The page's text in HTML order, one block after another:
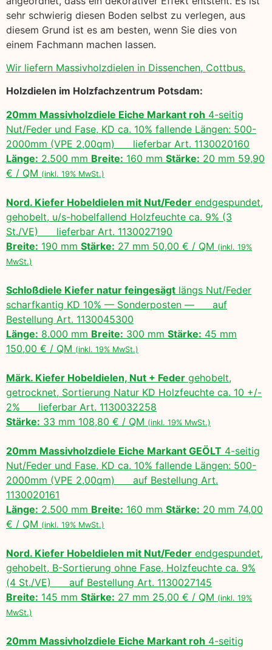
sehr schwierig diesen Boden selbst zu verlegen, aus
diesem Grund ist es am besten, wenn Sie dies von
einem Fachmann machen lassen.
Wir liefern Massivholzdielen in Dissenchen, Cottbus.
Holzdielen im Holzfachzentrum Potsdam:
20mm Massivholzdiele Eiche Markant roh 4-seitig
Nut/Feder und Fase, KD ca. 10% fallende Längen: 500-
2000mm (VPE 2,00qm) lieferbar Art. 1130020160
Länge: 2.500 mm Breite: 160 mm Stärke: 20 mm 59,90
€ / QM (inkl. 19% MwSt.)
Nord. Kiefer Hobeldielen mit Nut/Feder endgespundet,
gehobelt, u/s-hobelfallend Holzfeuchte ca. 9% (3
St./VE) lieferbar Art. 1130027190
Breite: 190 mm Stärke: 27 mm 50,00 € / QM (inkl. 19%
MwSt.)
Schloßdiele Kiefer natur feingesägt längs Nut/Feder
scharfkantig KD 10% — Sonderposten — auf
Bestellung Art. 1130045300
Länge: 8.000 mm Breite: 300 mm Stärke: 45 mm
150,00 € / QM (inkl. 19% MwSt.)
Märk. Kiefer Hobeldielen, Nut + Feder gehobelt,
getrocknet, Sortierung Natur KD Holzfeuchte ca. 10 +/-
2% lieferbar Art. 1130032258
Stärke: 33 mm 108,80 € / QM (inkl. 19% MwSt.)
20mm Massivholzdiele Eiche Markant GEÖLT 4-seitig
Nut/Feder und Fase, KD ca. 10% fallende Längen: 500-
2000mm (VPE 2,00qm) auf Bestellung Art.
1130020161
Länge: 2.500 mm Breite: 160 mm Stärke: 20 mm 74,00
€ / QM (inkl. 19% MwSt.)
Nord. Kiefer Hobeldielen mit Nut/Feder endgespundet,
gehobelt, B-Sortierung ohne Fase, Holzfeuchte ca. 9%
(4 St./VE) auf Bestellung Art. 1130027145
Breite: 145 mm Stärke: 27 mm 25,00 € / QM (inkl. 19%
MwSt.)
20mm Massivholzdiele Eiche Markant roh 4-seitig